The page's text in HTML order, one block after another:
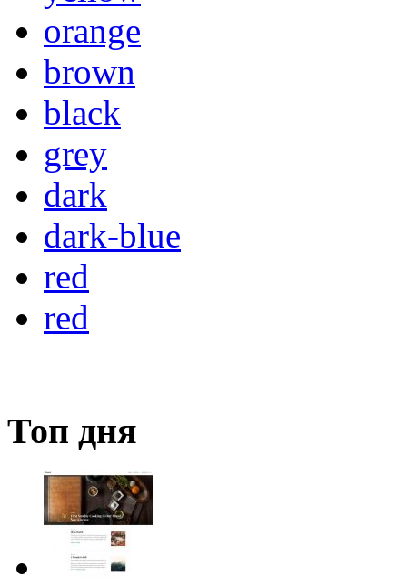
orange
brown
black
grey
dark
dark-blue
red
red
Топ дня